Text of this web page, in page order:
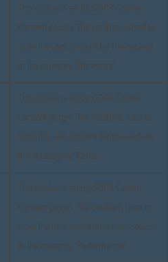
This cookie is set by GDPR Cookie
Consent plugin. The cookies is used to
store the user consent for the cookies
in the category "Necessary".
This cookie is set by GDPR Cookie
Consent plugin. The cookie is used to
store the user consent for the cookies
in the category "Other.
This cookie is set by GDPR Cookie
Consent plugin. The cookie is used to
store the user consent for the cookies
in the category "Performance".